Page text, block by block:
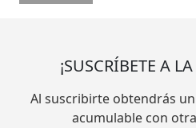
¡SUSCRÍBETE A
Al suscribirte obtendrás
acumulable con